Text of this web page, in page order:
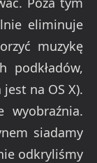
eliminuje
muzykę
podkładów,
na OS X).
wyobraźnia.
siadamy
odkryliśmy